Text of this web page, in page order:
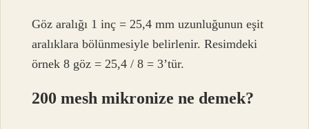
Göz aralığı 1 inç = 25,4 mm uzunluğunun eşit
aralıklara bölünmesiyle belirlenir. Resimdeki
örnek 8 göz = 25,4 / 8 = 3’tür.
200 mesh mikronize ne demek?